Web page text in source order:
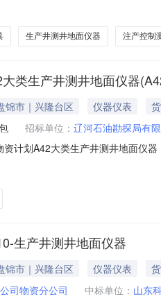
向第四代智能分注转型的核心方
实时性及成
生产井测井地面仪器 注产控制
类生产井测井地面仪器
锦市｜兴隆台区 仪器仪表
招标单位： 辽河石油勘探局有
计划A42大类生产井测井地面仪
器（A42-04-WⅡ-202510包）招
生产井测井地面仪器
锦市｜兴隆台区 仪器仪表
司物资分公司 中标单位： 山东